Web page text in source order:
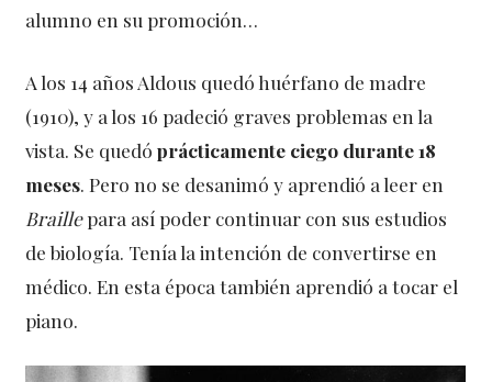
alumno en su promoción…
A los 14 años Aldous quedó huérfano de madre
(1910), y a los 16 padeció graves problemas en la
vista. Se quedóprácticamente ciego durante 18
meses. Pero no se desanimó y aprendió a leer en
Braillepara así poder continuar con sus estudios
de biología. Tenía la intención de convertirse en
médico. En esta época también aprendió a tocar el
piano.